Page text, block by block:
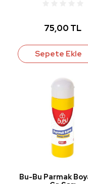
75,00 TL
Sepete Ekle
Bu-Bu Parmak